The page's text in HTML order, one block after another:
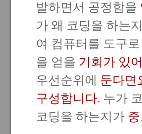
발하면서 공정함을
가 왜 코딩을 하는
여 컴퓨터를 도구로
을 얻을 기회가 있
우선순위에 둔다면
구성합니다. 누가
코딩을 하는지가